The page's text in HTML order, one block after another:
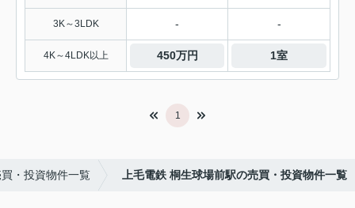
3K～3LDK - -
4K～4LDK以上 450万円 1室
1
・投資物件一覧 上毛電鉄 桐生球場前駅の売買・投資物件一覧